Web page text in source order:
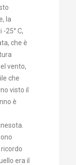
la
25° C,
che è
vento,
che
visto il
è
era il